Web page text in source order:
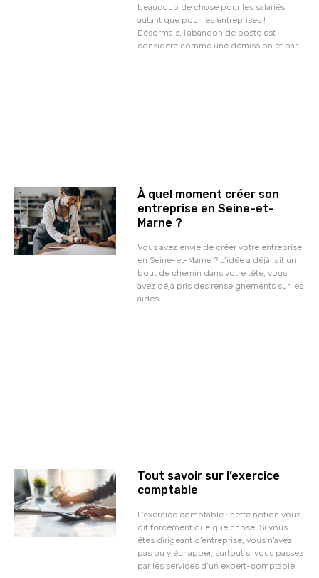
beaucoup de chose pour les salariés
autant que pour les entreprises !
Désormais, l’abandon de poste est
considéré comme une démission et par
À quel moment créer son
entreprise en Seine-et-
Marne ?
Vous avez envie de créer votre entreprise
en Seine-et-Marne ? L’idée a déjà fait un
bout de chemin dans votre tête, vous
avez déjà pris des renseignements sur les
aides
Tout savoir sur l’exercice
comptable
L’exercice comptable : cette notion vous
dit forcément quelque chose. Si vous
êtes dirigeant d’entreprise, vous n’avez
pas pu y échapper, surtout si vous passez
par les services d’un expert-comptable.